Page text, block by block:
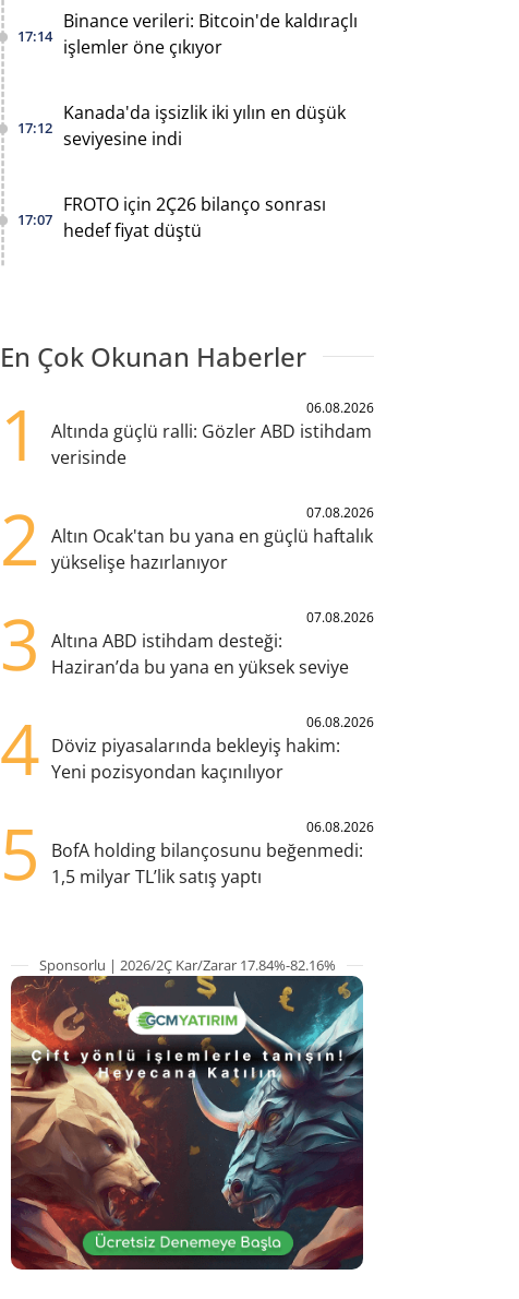
17:14
Binance verileri: Bitcoin'de kaldıraçlı
işlemler öne çıkıyor
17:12
Kanada'da işsizlik iki yılın en düşük
seviyesine indi
17:07
FROTO için 2Ç26 bilanço sonrası
hedef fiyat düştü
En Çok Okunan Haberler
1 06.08.2026
Altında güçlü ralli: Gözler ABD istihdam
verisinde
2 07.08.2026
Altın Ocak'tan bu yana en güçlü haftalık
yükselişe hazırlanıyor
3 07.08.2026
Altına ABD istihdam desteği:
Haziran’da bu yana en yüksek seviye
4 06.08.2026
Döviz piyasalarında bekleyiş hakim:
Yeni pozisyondan kaçınılıyor
5 06.08.2026
BofA holding bilançosunu beğenmedi:
1,5 milyar TL’lik satış yaptı
Sponsorlu | 2026/2Ç Kar/Zarar 17.84%-82.16%